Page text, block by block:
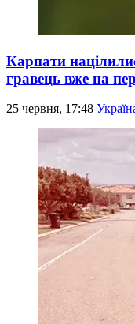
Карпати
гравець вже на
25 червня, 17:48